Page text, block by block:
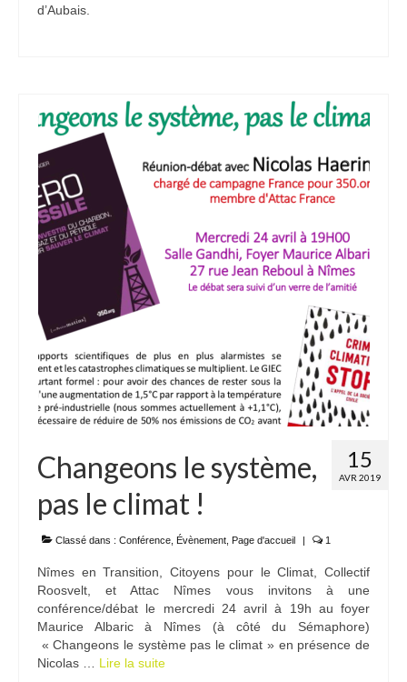
d’Aubais.
15
AVR 2019
Changeons le système,
pas le climat !
Classé dans : Conférence Évènement Page d'accueil | 1
Nîmes en Transition, Citoyens pour le Climat, Collectif
Roosvelt, et Attac Nîmes vous invitons à une
conférence/débat le mercredi 24 avril à 19h au foyer
Maurice Albaric à Nîmes (à côté du Sémaphore)
« Changeons le système pas le climat » en présence de
Nicolas … Lire la suite­­